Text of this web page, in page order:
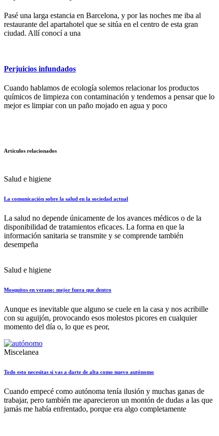
Pasé una larga estancia en Barcelona, y por las noches me iba al
restaurante del apartahotel que se sitúa en el centro de esta gran
ciudad. Allí conocí a una
Perjuicios infundados
Cuando hablamos de ecología solemos relacionar los productos
químicos de limpieza con contaminación y tendemos a pensar que lo
mejor es limpiar con un paño mojado en agua y poco
Artículos relacionados
Salud e higiene
La comunicación sobre la salud en la sociedad actual
La salud no depende únicamente de los avances médicos o de la
disponibilidad de tratamientos eficaces. La forma en que la
información sanitaria se transmite y se comprende también
desempeña
Salud e higiene
Mosquitos en verano: mejor fuera que dentro
Aunque es inevitable que alguno se cuele en la casa y nos acribille
con su aguijón, provocando esos molestos picores en cualquier
momento del día o, lo que es peor,
Miscelanea
Todo esto necesitas si vas a darte de alta como nuevo autónomo
Cuando empecé como autónoma tenía ilusión y muchas ganas de
trabajar, pero también me aparecieron un montón de dudas a las que
jamás me había enfrentado, porque era algo completamente